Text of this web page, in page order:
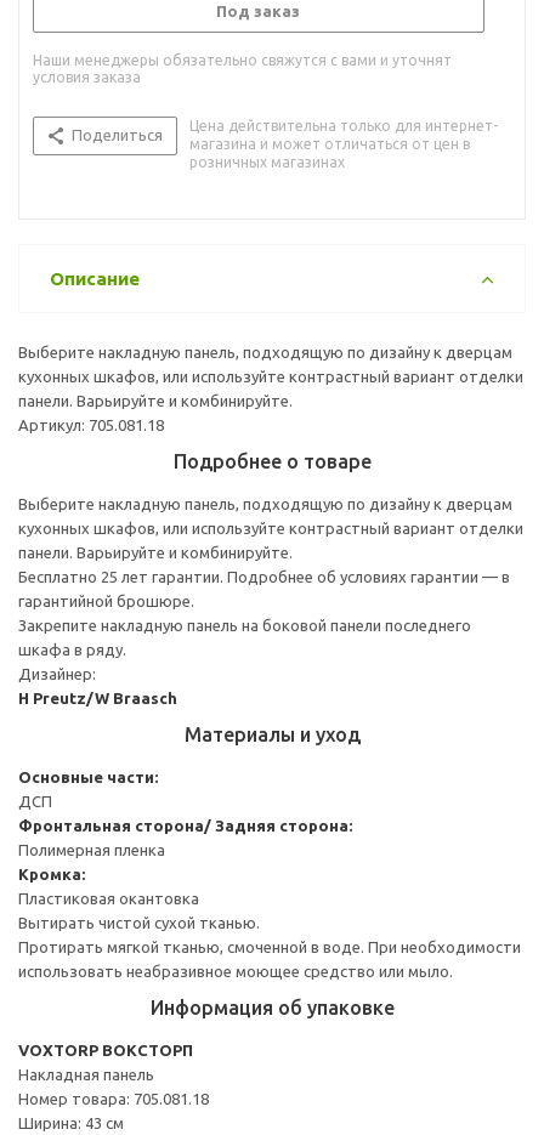
Под заказ
Наши менеджеры обязательно свяжутся с вами и уточнят
условия заказа
Поделиться
Цена действительна только для интернет-
магазина и может отличаться от цен в
розничных магазинах
Описание
Выберите накладную панель, подходящую по дизайну к дверцам
кухонных шкафов, или используйте контрастный вариант отделки
панели. Варьируйте и комбинируйте.
Артикул: 705.081.18
Подробнее о товаре
Выберите накладную панель, подходящую по дизайну к дверцам
кухонных шкафов, или используйте контрастный вариант отделки
панели. Варьируйте и комбинируйте.
Бесплатно 25 лет гарантии. Подробнее об условиях гарантии — в
гарантийной брошюре.
Закрепите накладную панель на боковой панели последнего
шкафа в ряду.
Дизайнер:
H Preutz/W Braasch
Материалы и уход
Основные части:
ДСП
Фронтальная сторона/ Задняя сторона:
Полимерная пленка
Кромка:
Пластиковая окантовка
Вытирать чистой сухой тканью.
Протирать мягкой тканью, смоченной в воде. При необходимости
использовать неабразивное моющее средство или мыло.
Информация об упаковке
VOXTORP ВОКСТОРП
Накладная панель
Номер товара: 705.081.18
Ширина: 43 см